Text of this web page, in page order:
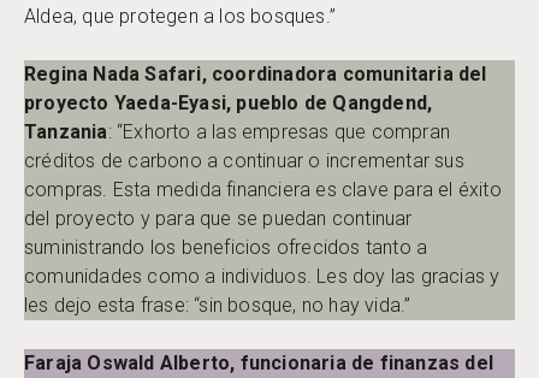
Aldea, que protegen a los bosques.”
Regina Nada Safari, coordinadora comunitaria del
proyecto Yaeda-Eyasi, pueblo de Qangdend,
Tanzania: “Exhorto a las empresas que compran
créditos de carbono a continuar o incrementar sus
compras. Esta medida financiera es clave para el éxito
del proyecto y para que se puedan continuar
suministrando los beneficios ofrecidos tanto a
comunidades como a individuos. Les doy las gracias y
les dejo esta frase: “sin bosque, no hay vida.”
Faraja Oswald Alberto, funcionaria de finanzas del